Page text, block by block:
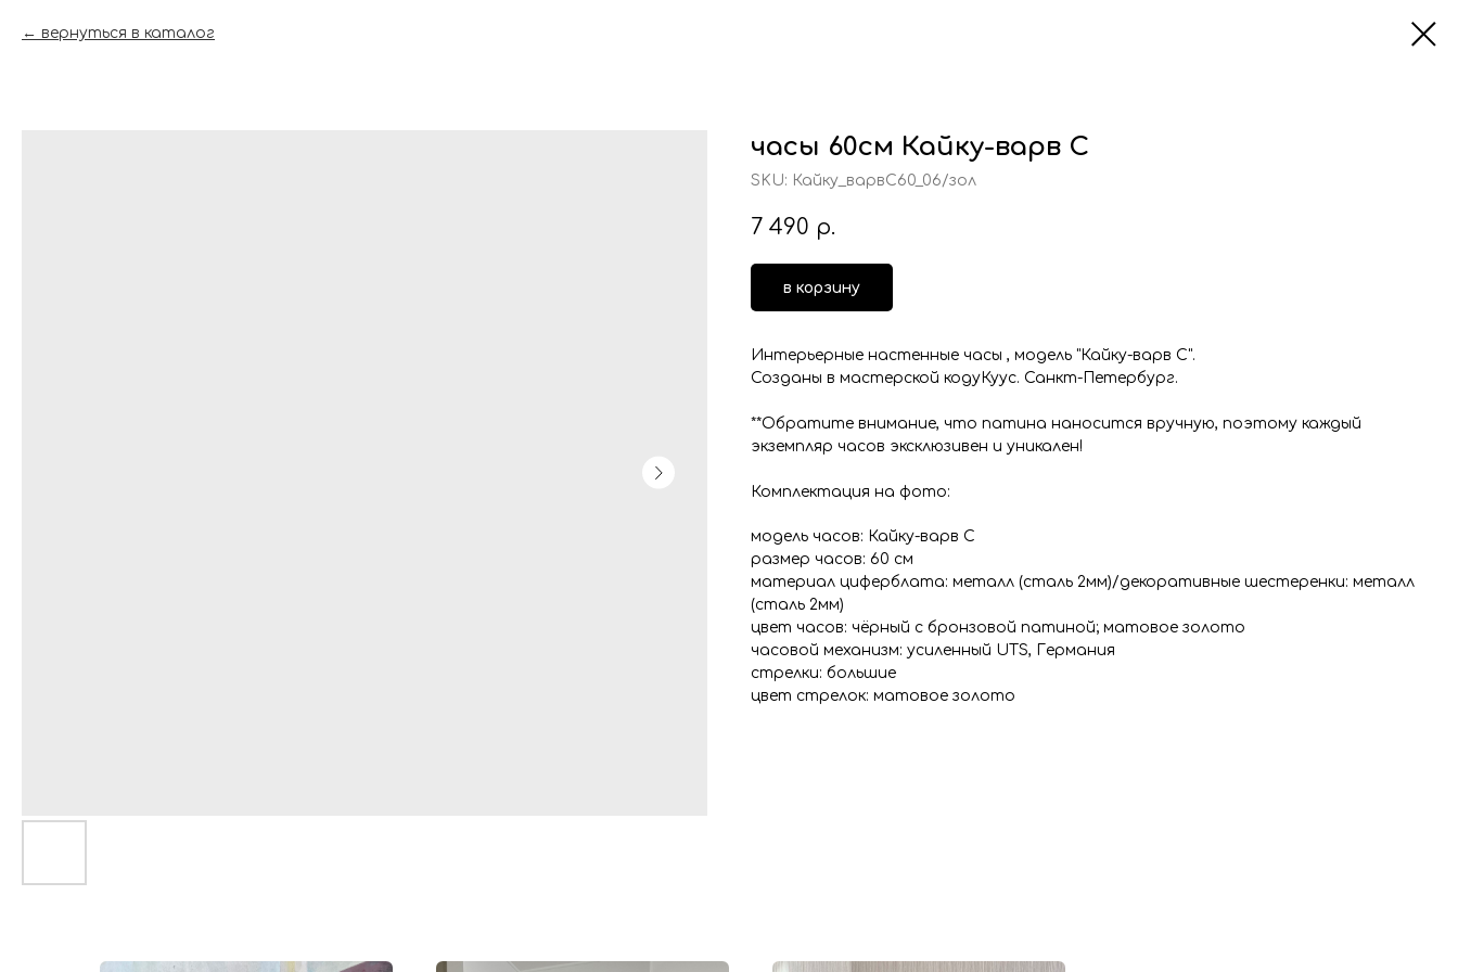
вернуться в каталог
часы 60см Кайку-варв С
SKU: Кайку_варвС60_06/зол
7 490 р.
в корзину
Интерьерные настенные часы , модель "Кайку-варв С".
Созданы в мастерской кодуКуус. Санкт-Петербург.
**Обратите внимание, что патина наносится вручную, поэтому каждый
экземпляр часов эксклюзивен и уникален!
Комплектация на фото:
модель часов: Кайку-варв С
размер часов: 60 см
материал циферблата: металл (сталь 2мм)/декоративные шестеренки: металл
(сталь 2мм)
цвет часов: чёрный с бронзовой патиной; матовое золото
часовой механизм: усиленный UTS, Германия
стрелки: большие
цвет стрелок: матовое золото